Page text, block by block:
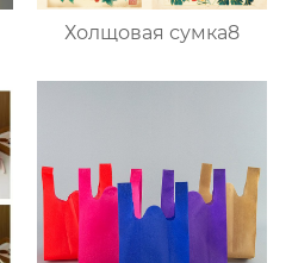
Холщовая сумка8